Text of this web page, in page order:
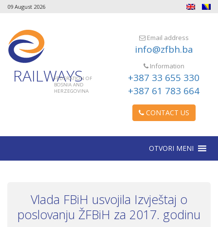
09 August 2026
RAILWAYS
FEDERATION OF
BOSNIA AND
HERZEGOVINA
Email address
info@zfbh.ba
Information
+387 33 655 330
+387 61 783 664
CONTACT US
OTVORI MENI
Vlada FBiH usvojila Izvještaj o
poslovanju ŽFBiH za 2017. godinu